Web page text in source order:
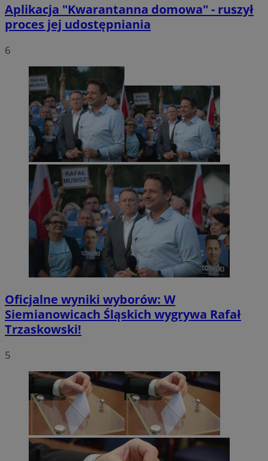
Aplikacja "Kwarantanna domowa" - ruszył
proces jej udostępniania
6
Oficjalne wyniki wyborów: W
Siemianowicach Śląskich wygrywa Rafał
Trzaskowski!
5